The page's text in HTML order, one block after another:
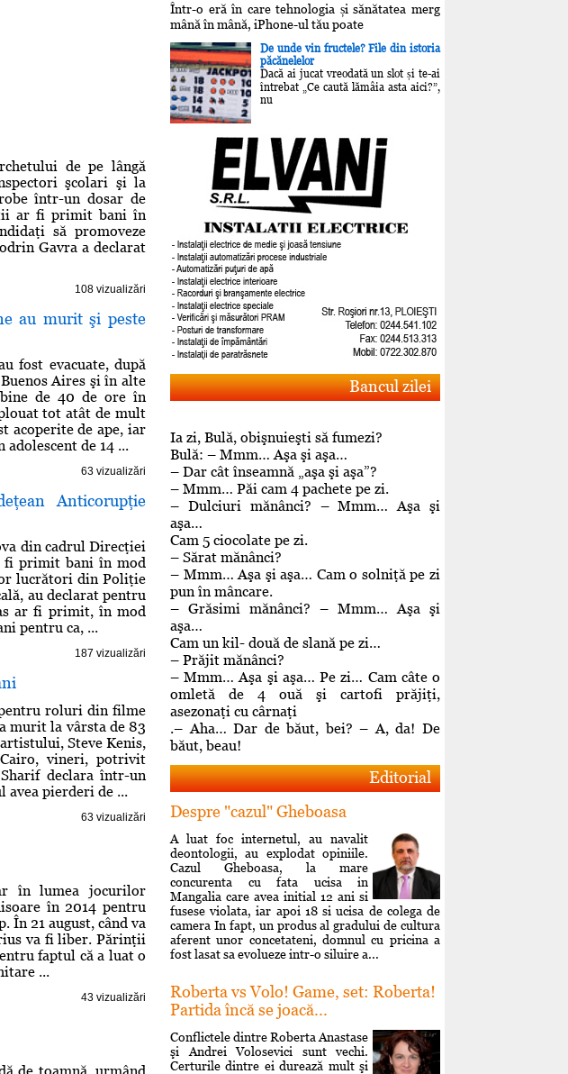
de pe lângă
şcolari şi la
într-un dosar de
ar fi primit bani în
să promoveze
Gavra a declarat
108 vizualizări
au murit şi peste
fost evacuate, după
Aires şi în alte
de 40 de ore în
tot atât de mult
acoperite de ape, iar
de 14 ...
63 vizualizări
Anticorupţie
din cadrul Direcţiei
fi primit bani în mod
lucrători din Poliţie
au declarat pentru
ar fi primit, în mod
pentru ca, ...
187 vizualizări
roluri din filme
murit la vârsta de 83
Steve Kenis,
vineri, potrivit
declara într-un
avea pierderi de ...
63 vizualizări
în lumea jocurilor
în 2014 pentru
În 21 august, când va
va fi liber. Părinţii
faptul că a luat o
...
43 vizualizări
de toamnă, urmând
Într-o eră în care tehnologia și sănătatea merg
mână în mână, iPhone-ul tău poate
De unde vin fructele? File din istoria
păcănelelor
Dacă ai jucat vreodată un slot și te-ai
întrebat „Ce caută lămâia asta aici?”,
nu
Bancul zilei
Ia zi, Bulă, obişnuieşti să fumezi?
Bulă: – Mmm… Aşa şi aşa…
– Dar cât înseamnă „aşa şi aşa”?
– Mmm… Păi cam 4 pachete pe zi.
– Dulciuri mănânci? – Mmm… Aşa şi
aşa…
Cam 5 ciocolate pe zi.
– Sărat mănânci?
– Mmm… Aşa şi aşa… Cam o solniţă pe zi
pun în mâncare.
– Grăsimi mănânci? – Mmm… Aşa şi
aşa…
Cam un kil- două de slană pe zi…
– Prăjit mănânci?
– Mmm… Aşa şi aşa… Pe zi… Cam câte o
omletă de 4 ouă şi cartofi prăjiţi,
asezonaţi cu cârnaţi
.– Aha… Dar de băut, bei? – A, da! De
băut, beau!
Editorial
Despre "cazul" Gheboasa
A luat foc internetul, au navalit
deontologii, au explodat opiniile.
Cazul Gheboasa, la mare
concurenta cu fata ucisa in
Mangalia care avea initial 12 ani si
fusese violata, iar apoi 18 si ucisa de colega de
camera In fapt, un produs al gradului de cultura
aferent unor concetateni, domnul cu pricina a
fost lasat sa evolueze intr-o siluire a...
Roberta vs Volo! Game, set: Roberta!
Partida încă se joacă...
Conflictele dintre Roberta Anastase
şi Andrei Volosevici sunt vechi.
Certurile dintre ei durează mult şi